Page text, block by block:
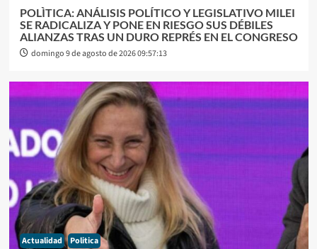
POLÌTICA: ANÁLISIS POLÍTICO Y LEGISLATIVO MILEI
SE RADICALIZA Y PONE EN RIESGO SUS DÉBILES
ALIANZAS TRAS UN DURO REPRÉS EN EL CONGRESO
domingo 9 de agosto de 2026 09:57:13
Actualidad Politica